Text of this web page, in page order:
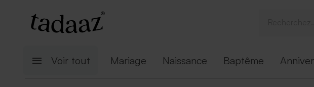
Voir tout Mariage Naissance Baptême